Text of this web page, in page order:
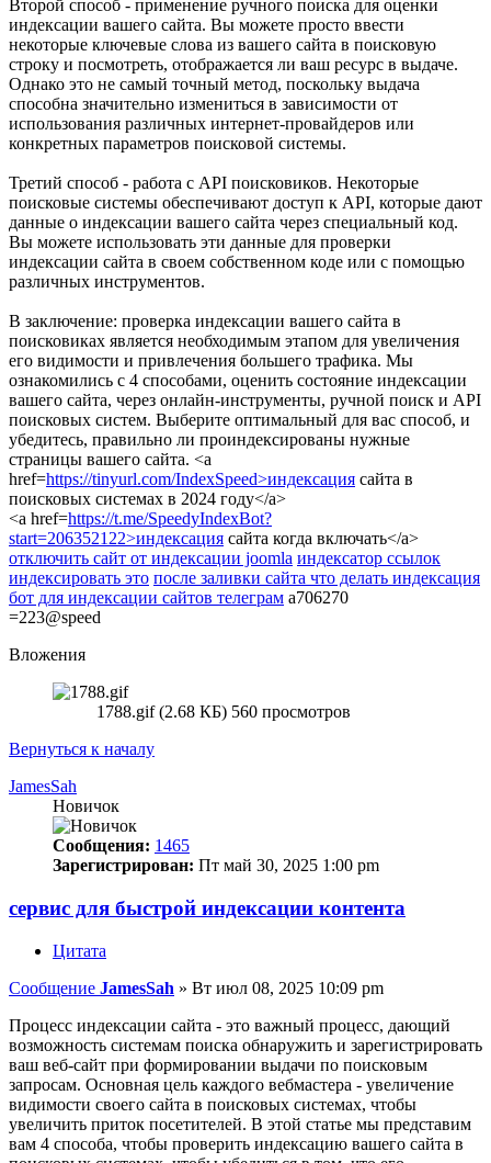
Второй способ - применение ручного поиска для оценки
индексации вашего сайта. Вы можете просто ввести
некоторые ключевые слова из вашего сайта в поисковую
строку и посмотреть, отображается ли ваш ресурс в выдаче.
Однако это не самый точный метод, поскольку выдача
способна значительно измениться в зависимости от
использования различных интернет-провайдеров или
конкретных параметров поисковой системы.
Третий способ - работа с API поисковиков. Некоторые
поисковые системы обеспечивают доступ к API, которые дают
данные о индексации вашего сайта через специальный код.
Вы можете использовать эти данные для проверки
индексации сайта в своем собственном коде или с помощью
различных инструментов.
В заключение: проверка индексации вашего сайта в
поисковиках является необходимым этапом для увеличения
его видимости и привлечения большего трафика. Мы
ознакомились с 4 способами, оценить состояние индексации
вашего сайта, через онлайн-инструменты, ручной поиск и API
поисковых систем. Выберите оптимальный для вас способ, и
убедитесь, правильно ли проиндексированы нужные
страницы вашего сайта. <a
href=https://tinyurl.com/IndexSpeed>индексация сайта в
поисковых системах в 2024 году</a>
<a href=https://t.me/SpeedyIndexBot?
start=206352122>индексация сайта когда включать</a>
отключить сайт от индексации joomla индексатор ссылок
индексировать это после заливки сайта что делать индексация
бот для индексации сайтов телеграм a706270
=223@speed
Вложения
1788.gif (2.68 КБ) 560 просмотров
Вернуться к началу
JamesSah
Новичок
Сообщения: 1465
Зарегистрирован: Пт май 30, 2025 1:00 pm
сервис для быстрой индексации контента
Цитата
Сообщение JamesSah » Вт июл 08, 2025 10:09 pm
Процесс индексации сайта - это важный процесс, дающий
возможность системам поиска обнаружить и зарегистрировать
ваш веб-сайт при формировании выдачи по поисковым
запросам. Основная цель каждого вебмастера - увеличение
видимости своего сайта в поисковых системах, чтобы
увеличить приток посетителей. В этой статье мы представим
вам 4 способа, чтобы проверить индексацию вашего сайта в